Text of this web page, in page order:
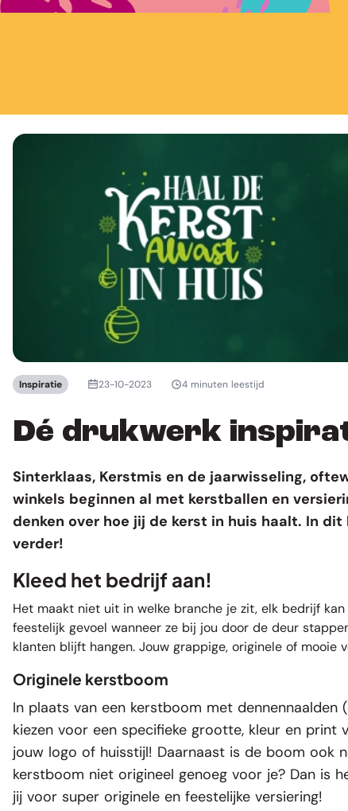
Inspiratie 23-10-2023 4 minuten leestijd
Dé drukwerk
Sinterklaas, Kerstmis en de jaarwisseling,
winkels beginnen al met kerstballen en
denken over hoe jij de kerst in huis haalt. In
verder!
Kleed het bedrijf aan!
Het maakt niet uit in welke branche je zit, elk bedrijf
feestelijk gevoel wanneer ze bij jou door de deur
klanten blijft hangen. Jouw grappige, originele of
Originele kerstboom
In plaats van een kerstboom met
kiezen voor een specifieke grootte, kleur en
jouw logo of huisstijl! Daarnaast is de boom ook
kerstboom niet origineel genoeg voor je? Dan is
jij voor super originele en feestelijke versiering!